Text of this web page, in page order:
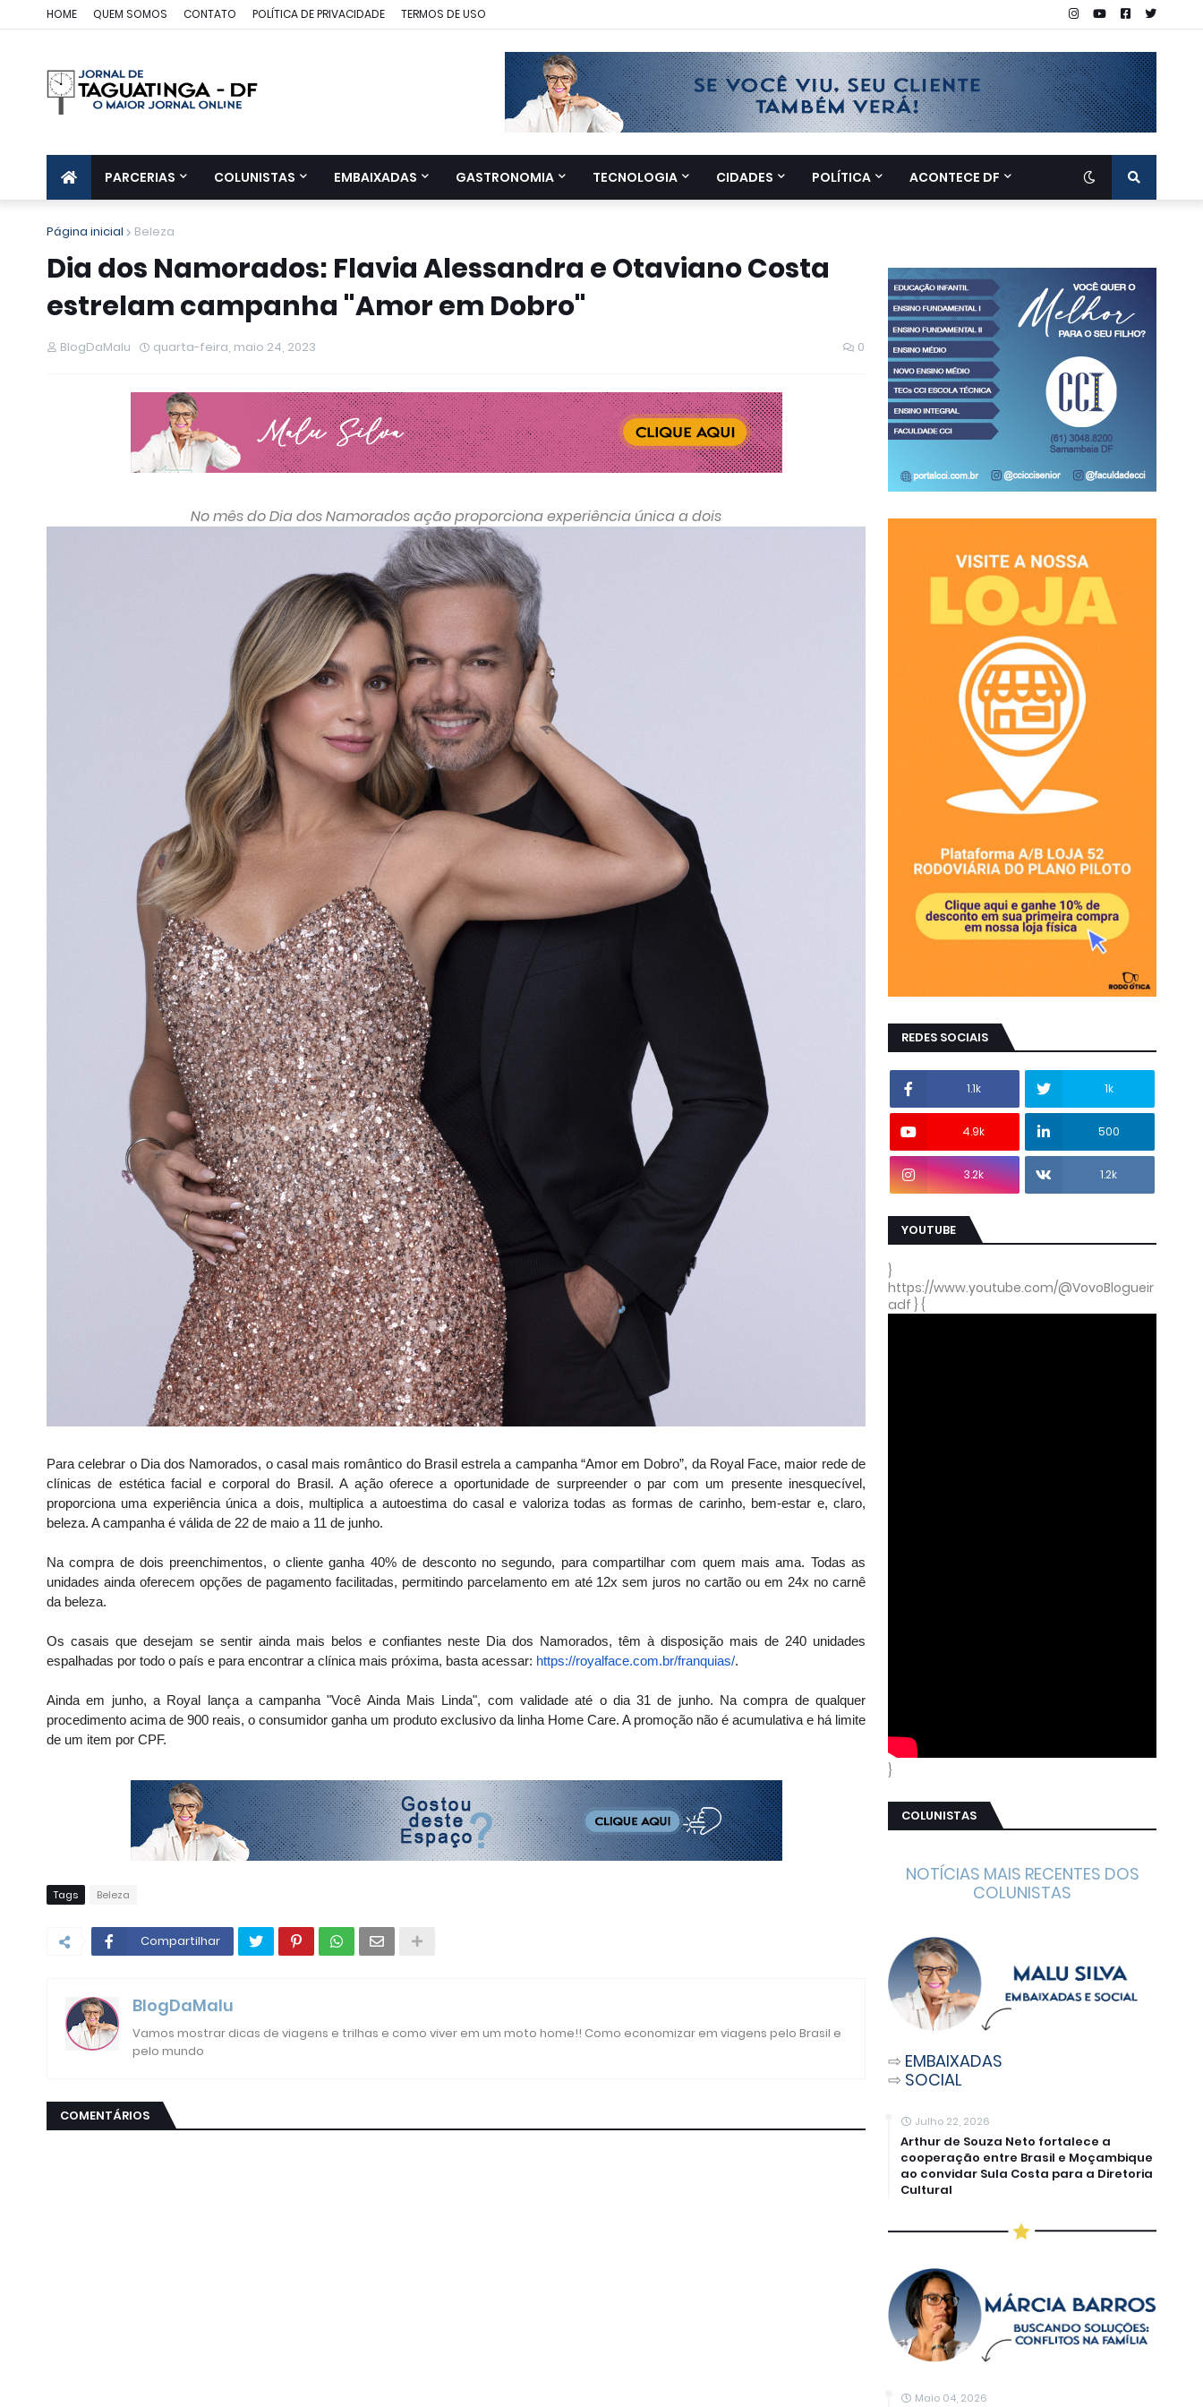
HOME QUEM SOMOS CONTATO POLÍTICA DE PRIVACIDADE TERMOS DE USO
PARCERIAS COLUNISTAS EMBAIXADAS GASTRONOMIA TECNOLOGIA CIDADES POLÍTICA ACONTECE DF
Página inicial Beleza
Dia dos Namorados: Flavia Alessandra e Otaviano Costa
estrelam campanha "Amor em Dobro"
BlogDaMalu quarta-feira, maio 24, 2023 0
No mês do Dia dos Namorados ação proporciona experiência única a dois
Para celebrar o Dia dos Namorados, o casal mais romântico do Brasil estrela a campanha “Amor em Dobro”, da Royal Face, maior rede de
clínicas de estética facial e corporal do Brasil. A ação oferece a oportunidade de surpreender o par com um presente inesquecível,
proporciona uma experiência única a dois, multiplica a autoestima do casal e valoriza todas as formas de carinho, bem-estar e, claro,
beleza. A campanha é válida de 22 de maio a 11 de junho.
Na compra de dois preenchimentos, o cliente ganha 40% de desconto no segundo, para compartilhar com quem mais ama. Todas as
unidades ainda oferecem opções de pagamento facilitadas, permitindo parcelamento em até 12x sem juros no cartão ou em 24x no carnê
da beleza.
Os casais que desejam se sentir ainda mais belos e confiantes neste Dia dos Namorados, têm à disposição mais de 240 unidades
espalhadas por todo o país e para encontrar a clínica mais próxima, basta acessar: https://royalface.com.br/franquias/.
Ainda em junho, a Royal lança a campanha "Você Ainda Mais Linda", com validade até o dia 31 de junho. Na compra de qualquer
procedimento acima de 900 reais, o consumidor ganha um produto exclusivo da linha Home Care. A promoção não é acumulativa e há limite
de um item por CPF.
Tags Beleza
Compartilhar
BlogDaMalu
Vamos mostrar dicas de viagens e trilhas e como viver em um moto home!! Como economizar em viagens pelo Brasil e
pelo mundo
COMENTÁRIOS
REDES SOCIAIS
1.1k 1k
4.9k 500
3.2k 1.2k
YOUTUBE
}
https://www.youtube.com/@VovoBlogueir
adf } {
}
COLUNISTAS
NOTÍCIAS MAIS RECENTES DOS
COLUNISTAS
⇨ EMBAIXADAS
⇨ SOCIAL
Julho 22, 2026
Arthur de Souza Neto fortalece a
cooperação entre Brasil e Moçambique
ao convidar Sula Costa para a Diretoria
Cultural
Maio 04, 2026